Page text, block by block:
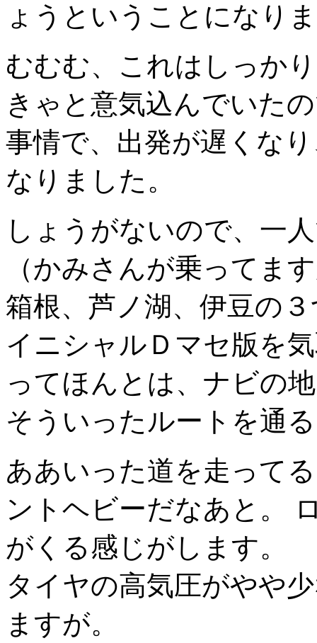
ょうということになり
むむむ、これはしっか
きゃと意気込んでいた
事情で、出発が遅くな
なりました。
しょうがないので、一
（かみさんが乗ってま
箱根、芦ノ湖、伊豆の
イニシャルＤマセ版を
ってほんとは、ナビの
そういったルートを通
ああいった道を走って
ントヘビーだなあと。
がくる感じがします。
タイヤの高気圧がやや
ますが。